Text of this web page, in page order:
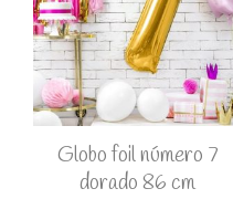
Globo foil número 7
dorado 86 cm